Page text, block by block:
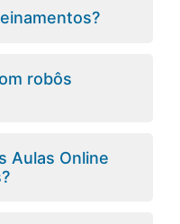
robôs
Aulas Online